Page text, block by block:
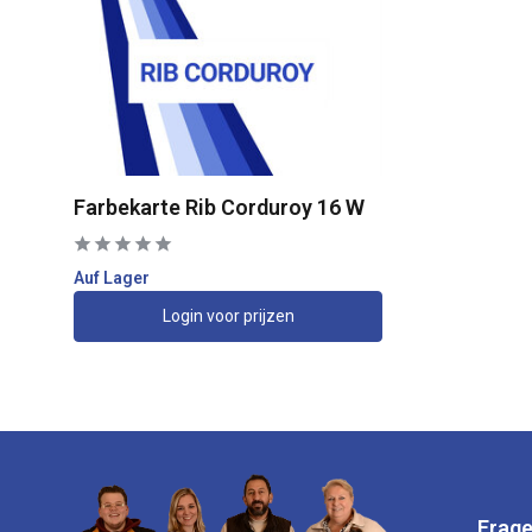
Farbekarte Rib Corduroy 16 W
Auf Lager
Login voor prijzen